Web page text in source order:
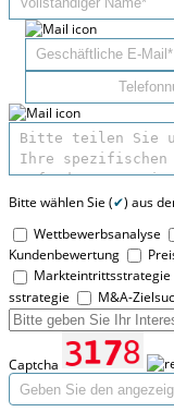
Bitte wählen Sie (✔) aus
Wettbewerbsanalyse
Kundenbewertung
Markteintrittsstrategie
sstrategie
M&A-
Captcha